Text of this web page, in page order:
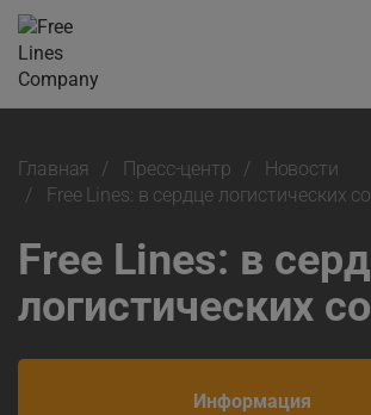
Главная Пресс-центр
Новости
Free Lines: в сердце логистических
Free Lines: в
логистических
Информация